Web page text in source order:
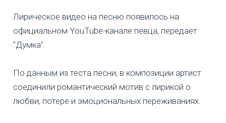
Лирическое видео на песню появилось на
официальном YouTube-канале певца, передает
"Думка".
По данным из теста песни, в композиции артист
соединили романтический мотив с лирикой о
любви, потере и эмоциональных переживаниях.